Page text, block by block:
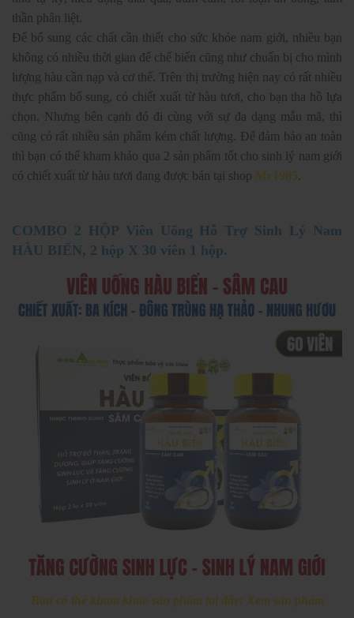
thần phân liệt.
Để bổ sung các chất cần thiết cho sức khỏe nam giới, nhiều bạn
không có nhiều thời gian để chế biến cũng như chuẩn bị cho mình
lượng hàu cần nạp và cơ thể. Trên thị trường hiện nay có rất nhiều
thực phẩm bổ sung, có chiết xuất từ hàu tươi, cho bạn tha hồ lựa
chọn. Nhưng bên cạnh đó đi cùng với sự đa dạng mẫu mã, thì
cũng có rất nhiều sản phẩm kém chất lượng. Để đảm bảo an toàn
thì bạn có thể kham khảo qua 2 sản phẩm tốt cho sinh lý nam giới
có chiết xuất từ hàu tươi đang được bán tại shop Mr1985
COMBO 2 HỘP Viên Uống Hỗ Trợ Sinh Lý Nam
HÀU BIỂN, 2 hộp X 30 viên 1 hộp.
Bạn có thể kham khảo sản phẩm tại đây: Xem sản phẩm